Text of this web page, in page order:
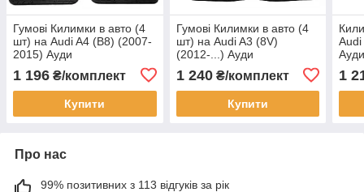
Гумові Килимки в авто (4
шт) на Audi A4 (B8) (2007-
2015) Ауди
1 196 ₴/комплект
Купити
Гумові Килимки в авто (4
шт) на Audi A3 (8V)
(2012-...) Ауди
1 240₴/комплект
Купити
1
Про нас
99% позитивних з 113 відгуків за рік